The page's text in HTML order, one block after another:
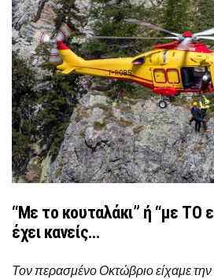
“Με το κουταλάκι” ή “με ΤΟ
έχει κανείς…
Τον περασμένο Οκτώβριο είχαμε